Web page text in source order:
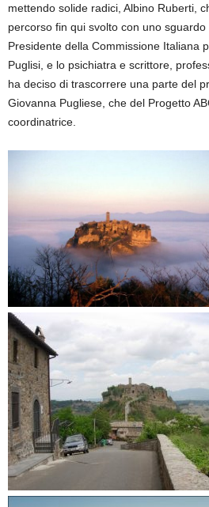
mettendo solide radici, Albino Ruberti,
percorso fin qui svolto con uno
Presidente della Commissione Italiana
Puglisi, e lo psichiatra e scrittore,
ha deciso di trascorrere una parte del
Giovanna Pugliese, che del Progetto
coordinatrice.